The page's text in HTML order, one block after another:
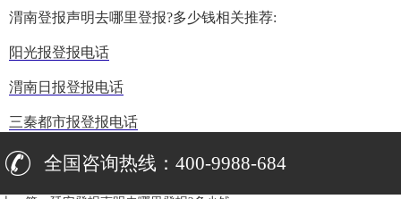
渭南登报声明去哪里登报?多少钱相关推荐:
阳光报登报电话
渭南日报登报电话
三秦都市报登报电话
全国咨询热线：400-9988-684